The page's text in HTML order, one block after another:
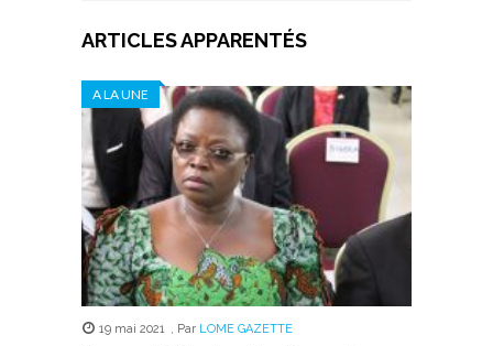
ARTICLES APPARENTÉS
A LA UNE
19 mai 2021 , Par LOME GAZETTE